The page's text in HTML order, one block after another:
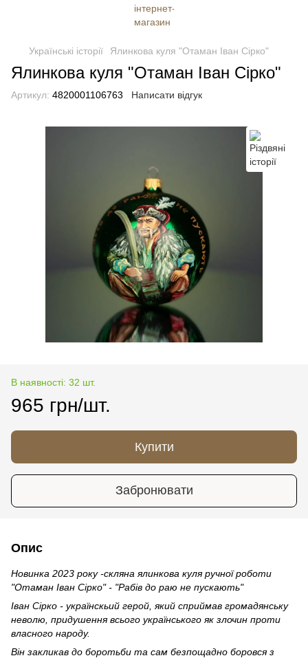
Українські історії Ялинкова куля "Отаман Іван Сірко"
Ялинкова куля "Отаман Іван Сірко"
Артикул: 4820001106763 Написати відгук
В наявності: 32 шт.
965 грн/шт.
Купити
Забронювати
Опис
Новинка 2023 року -скляна ялинкова куля ручної роботи
"Отаман Іван Сірко" - "Рабів до раю не пускають"
Іван Сірко - українскьий герой, який сприймав громадянську
неволю, придушення всього українського як злочин проти
власного народу.
Він закликав до боротьби та сам безпощадно боровся з